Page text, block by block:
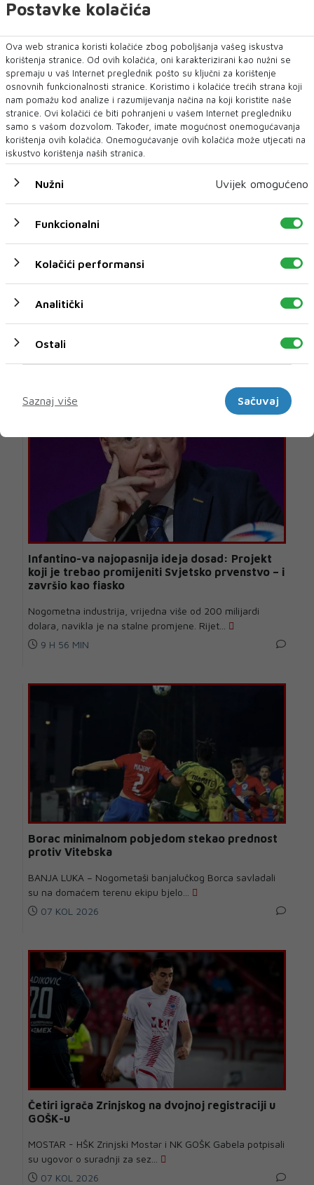
Infantino-va najopasnija ideja dosad: Projekt
koji je trebao promijeniti Svjetsko prvenstvo – i
završio kao fiasko
Nogometna industrija, vrijedna više od 200 milijardi
dolara, navikla je na stalne promjene. Rijet...
9 H 56 MIN
Borac minimalnom pobjedom stekao prednost
protiv Vitebska
BANJA LUKA – Nogometaši banjalučkog Borca savladali
su na domaćem terenu ekipu bjelo...
07 KOL 2026
Četiri igrača Zrinjskog na dvojnoj registraciji u
GOŠK-u
MOSTAR - HŠK Zrinjski Mostar i NK GOŠK Gabela potpisali
su ugovor o suradnji za sez...
07 KOL 2026
Postavke kolačića
Ova web stranica koristi kolačiće zbog poboljšanja vašeg iskustva
korištenja stranice. Od ovih kolačića, oni karakterizirani kao nužni se
spremaju u vaš Internet preglednik pošto su ključni za korištenje
osnovnih funkcionalnosti stranice. Koristimo i kolačiće trećih strana koji
nam pomažu kod analize i razumijevanja načina na koji koristite naše
stranice. Ovi kolačići će biti pohranjeni u vašem Internet pregledniku
samo s vašom dozvolom. Također, imate mogućnost onemogućavanja
korištenja ovih kolačića. Onemogućavanje ovih kolačića može utjecati na
iskustvo korištenja naših stranica.
Nužni Uvijek omogućeno
Funkcionalni
Kolačići performansi
Analitički
Ostali
Saznaj više
Sačuvaj